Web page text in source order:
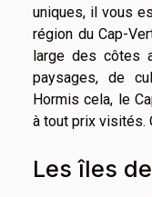
uniques, il vous
région du Cap-
large des côtes
paysages, de
Hormis cela, le
à tout prix visités.
Les îles